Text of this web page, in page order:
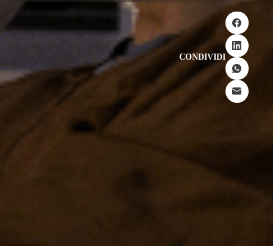
CONDIVIDI